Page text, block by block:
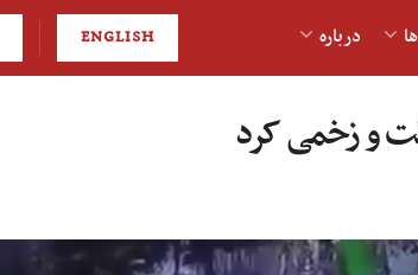
درباره ENGLISH
و زخمی کرد